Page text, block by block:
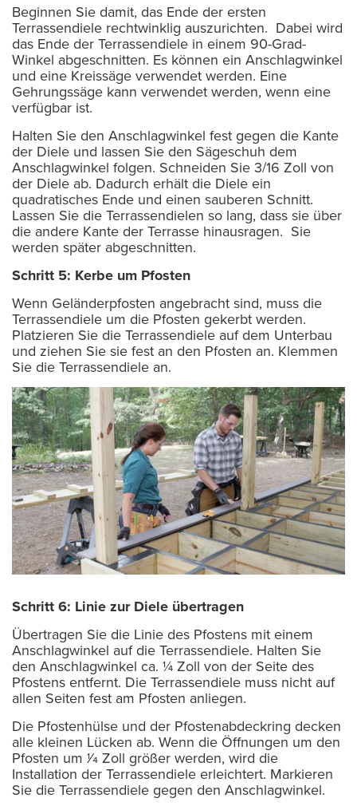
Beginnen Sie damit, das Ende der ersten
Terrassendiele rechtwinklig auszurichten. Dabei wird
das Ende der Terrassendiele in einem 90-Grad-
Winkel abgeschnitten. Es können ein Anschlagwinkel
und eine Kreissäge verwendet werden. Eine
Gehrungssäge kann verwendet werden, wenn eine
verfügbar ist.
Halten Sie den Anschlagwinkel fest gegen die Kante
der Diele und lassen Sie den Sägeschuh dem
Anschlagwinkel folgen. Schneiden Sie 3/16 Zoll von
der Diele ab. Dadurch erhält die Diele ein
quadratisches Ende und einen sauberen Schnitt.
Lassen Sie die Terrassendielen so lang, dass sie über
die andere Kante der Terrasse hinausragen. Sie
werden später abgeschnitten.
Schritt 5: Kerbe um Pfosten
Wenn Geländerpfosten angebracht sind, muss die
Terrassendiele um die Pfosten gekerbt werden.
Platzieren Sie die Terrassendiele auf dem Unterbau
und ziehen Sie sie fest an den Pfosten an. Klemmen
Sie die Terrassendiele an.
Schritt 6: Linie zur Diele übertragen
Übertragen Sie die Linie des Pfostens mit einem
Anschlagwinkel auf die Terrassendiele. Halten Sie
den Anschlagwinkel ca. ¼ Zoll von der Seite des
Pfostens entfernt. Die Terrassendiele muss nicht auf
allen Seiten fest am Pfosten anliegen.
Die Pfostenhülse und der Pfostenabdeckring decken
alle kleinen Lücken ab. Wenn die Öffnungen um den
Pfosten um 1⁄4 Zoll größer werden, wird die
Installation der Terrassendiele erleichtert. Markieren
Sie die Terrassendiele gegen den Anschlagwinkel.